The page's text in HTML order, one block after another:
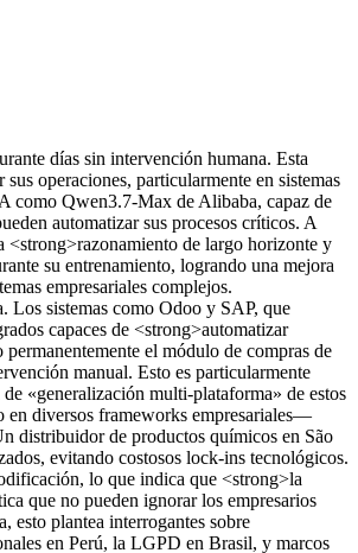
días sin intervención humana. Esta
operaciones, particularmente en sistemas
como Qwen3.7-Max de Alibaba, capaz de
automatizar sus procesos críticos. A
<strong>razonamiento de largo horizonte y
su entrenamiento, logrando una mejora
empresariales complejos.
Los sistemas como Odoo y SAP, que
capaces de <strong>automatizar
el módulo de compras de
manual. Esto es particularmente
«generalización multi-plataforma» de estos
en diversos frameworks empresariales—
distribuidor de productos químicos en São
evitando costosos lock-ins tecnológicos.
lo que indica que <strong>la
que no pueden ignorar los empresarios
esto plantea interrogantes sobre
en Perú, la LGPD en Brasil, y marcos